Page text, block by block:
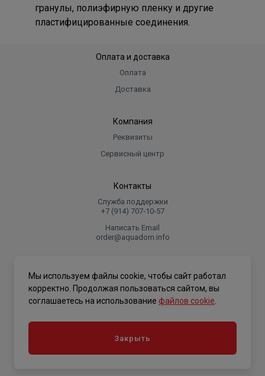
гранулы, полиэфирную пленку и другие
пластифицированные соединения.
Оплата и доставка
Оплата
Доставка
Компания
Реквизиты
Сервисный центр
Контакты
Служба поддержки
+7 (914) 707‑10‑57
Написать Email
order@aquadom.info
.
Мы используем файлы cookie, чтобы сайт работал
корректно. Продолжая пользоваться сайтом, вы
соглашаетесь на использование файлов cookie
Закрыть